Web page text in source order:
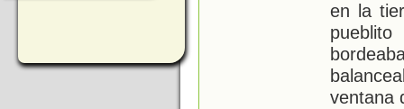
en la
ventana